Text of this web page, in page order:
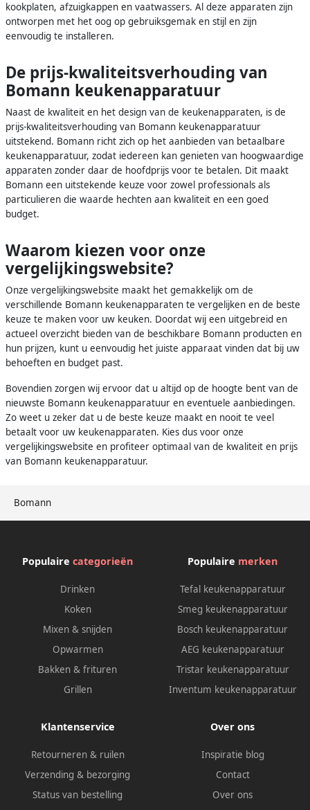
Bomann
kookplaten, afzuigkappen en vaatwassers. Al deze apparaten zijn
ontworpen met het oog op gebruiksgemak en stijl en zijn
eenvoudig te installeren.
De prijs-kwaliteitsverhouding van
Bomann keukenapparatuur
Naast de kwaliteit en het design van de keukenapparaten, is de
prijs-kwaliteitsverhouding van Bomann keukenapparatuur
uitstekend. Bomann richt zich op het aanbieden van betaalbare
keukenapparatuur, zodat iedereen kan genieten van hoogwaardige
apparaten zonder daar de hoofdprijs voor te betalen. Dit maakt
Bomann een uitstekende keuze voor zowel professionals als
particulieren die waarde hechten aan kwaliteit en een goed
budget.
Waarom kiezen voor onze
vergelijkingswebsite?
Onze vergelijkingswebsite maakt het gemakkelijk om de
verschillende Bomann keukenapparaten te vergelijken en de beste
keuze te maken voor uw keuken. Doordat wij een uitgebreid en
actueel overzicht bieden van de beschikbare Bomann producten en
hun prijzen, kunt u eenvoudig het juiste apparaat vinden dat bij uw
behoeften en budget past.
Bovendien zorgen wij ervoor dat u altijd op de hoogte bent van de
nieuwste Bomann keukenapparatuur en eventuele aanbiedingen.
Zo weet u zeker dat u de beste keuze maakt en nooit te veel
betaalt voor uw keukenapparaten. Kies dus voor onze
vergelijkingswebsite en profiteer optimaal van de kwaliteit en prijs
van Bomann keukenapparatuur.
Populaire categorieën
Drinken
Koken
Mixen & snijden
Opwarmen
Bakken & frituren
Grillen
Populaire merken
Tefal keukenapparatuur
Smeg keukenapparatuur
Bosch keukenapparatuur
AEG keukenapparatuur
Tristar keukenapparatuur
Inventum keukenapparatuur
Klantenservice
Retourneren & ruilen
Verzending & bezorging
Status van bestelling
Over ons
Inspiratie blog
Contact
Over ons